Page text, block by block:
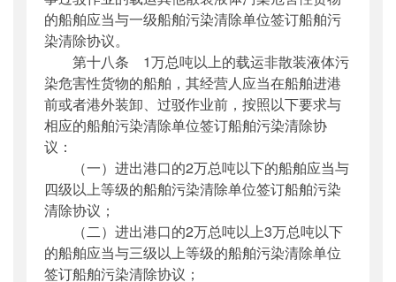
的船舶应当与一级船舶污染清除单位签订船舶污
染清除协议。
第十八条 1万总吨以上的载运非散装液体污
染危害性货物的船舶，其经营人应当在船舶进港
前或者港外装卸、过驳作业前，按照以下要求与
相应的船舶污染清除单位签订船舶污染清除协
议：
（一）进出港口的2万总吨以下的船舶应当与
四级以上等级的船舶污染清除单位签订船舶污染
清除协议；
（二）进出港口的2万总吨以上3万总吨以下
的船舶应当与三级以上等级的船舶污染清除单位
签订船舶污染清除协议；